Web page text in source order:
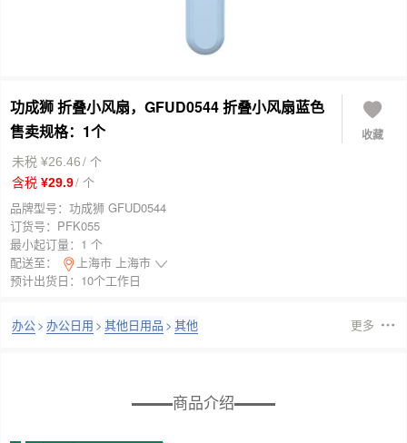
功成狮 折叠小风扇，GFUD0544 折叠小风扇蓝色
售卖规格：1个
收藏
未税 ¥26.46/ 个
含税 ¥29.9/ 个
品牌型号： 功成狮 GFUD0544
订货号： PFK055
最小起订量： 1 个
配送至：
上海市 上海市
预计出货日：10个工作日
办公> 办公日用 > 其他日用品 > 其他 更多
商品介绍